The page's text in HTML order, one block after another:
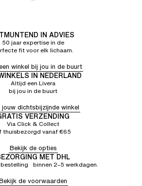
IN ADVIES
50 jaar expertise in de
fit voor elk lichaam.
winkel bij jou in de buurt
IN NEDERLAND
Altijd een Livera
bij jou in de buurt
jouw dichtsbijzijnde winkel
VERZENDING
Via Click & Collect
thuisbezorgd vanaf €65
Bekijk de opties
MET DHL
binnen 2–5 werkdagen.
de voorwaarden